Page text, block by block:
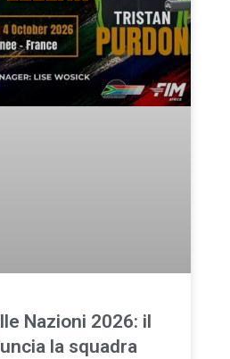
Nazioni 2026: il
la squadra